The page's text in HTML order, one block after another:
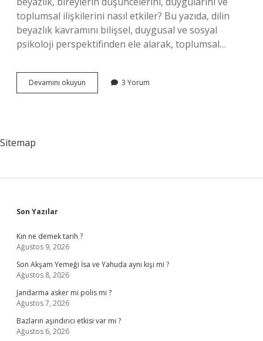
toplumsal ilişkilerini nasıl etkiler? Bu yazıda, dilin
beyazlık kavramını bilişsel, duygusal ve sosyal
psikoloji perspektifinden ele alarak, toplumsal…
Devamını okuyun
üzerindeki
3 Yorum
Sitemap
Sidebar
Son Yazılar
Kın ne demek tarih ?
Ağustos 9, 2026
Son Akşam Yemeği İsa ve Yahuda aynı kişi mi ?
Ağustos 8, 2026
Jandarma asker mi polis mi ?
Ağustos 7, 2026
Bazların aşındırıcı etkisi var mı ?
Ağustos 6, 2026